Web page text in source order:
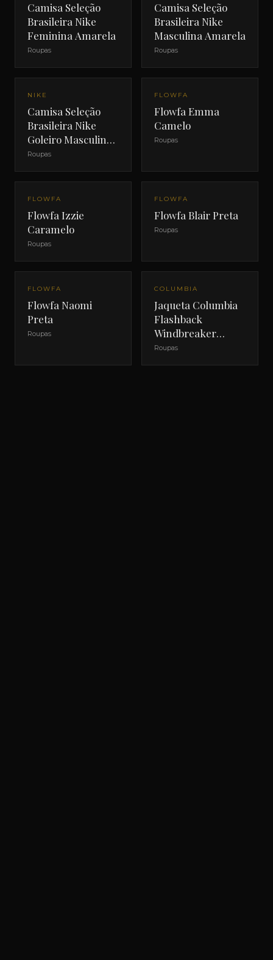
Camisa Seleção
Brasileira Nike
Feminina Amarela
Roupas
Camisa Seleção
Brasileira Nike
Masculina Amarela
Roupas
NIKE
Camisa Seleção
Brasileira Nike
Goleiro Masculina
Verde
Roupas
FLOWFA
Flowfa Emma
Camelo
Roupas
FLOWFA
Flowfa Izzie
Caramelo
Roupas
FLOWFA
Flowfa Blair Preta
Roupas
FLOWFA
Flowfa Naomi
Preta
Roupas
OFERTA
COLUMBIA
Jaqueta Columbia
Flashback
Windbreaker
Masculina
Roupas